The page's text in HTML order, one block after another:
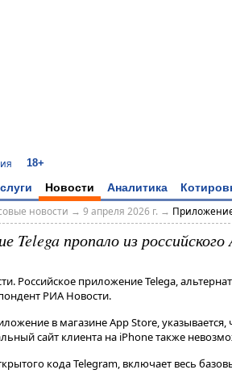
18+
Новости Аналитика
новости → 9 апреля 2026 г. →
Telega пропало из российского
Российское приложение Telega,
РИА Новости.
в магазине App Store, указывается,
сайт клиента на iPhone также
кода Telegram, включает весь